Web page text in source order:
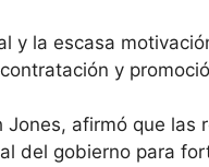
y la escasa
y
Jones, afirmó que las
del gobierno para